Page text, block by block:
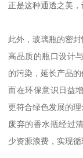
正是这种通透之美
此外，玻璃瓶的密封
高品质的瓶口设计
的污染，延长产品的
而在环保意识日益
更符合绿色发展的理
废弃的香水瓶经过
少资源浪费，实现循